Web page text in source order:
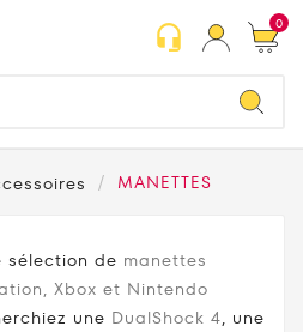
headset_mic 0
MANETTES
sélection de manettes
Xbox et Nintendo
une DualShock 4, une